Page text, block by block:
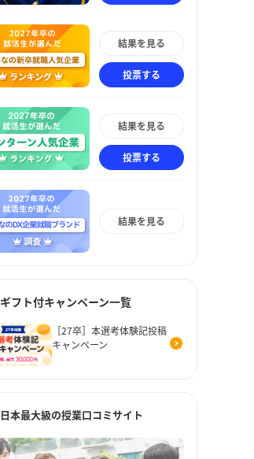
結果を見る
投票する
結果を見る
投票する
結果を見る
ギフト付キャンペーン一覧
［27卒］本選考体験記投稿
キャンペーン
日本最大級の授業口コミサイト